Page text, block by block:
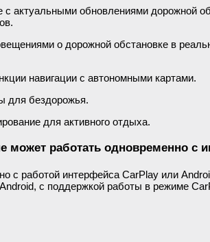
с актуальными обновлениями дорожной
о дорожной обстановке в
навигации с автономными картами.
для бездорожья.
для активного отдыха.
может работать одновременно с
с работой интерфейса CarPlay или
с поддержкой работы в режиме